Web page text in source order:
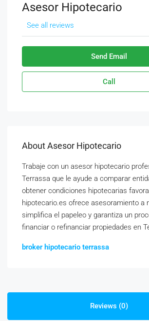
Asesor Hipotecario
See all reviews
Send Email
Call
About Asesor Hipotecario
Trabaje con un asesor hipotecario
Terrassa que le ayude a comparar
obtener condiciones hipotecarias
hipotecario.es ofrece asesoramiento a
simplifica el papeleo y garantiza un
financiar o refinanciar propiedades en
broker hipotecario terrassa
Reviews (0)